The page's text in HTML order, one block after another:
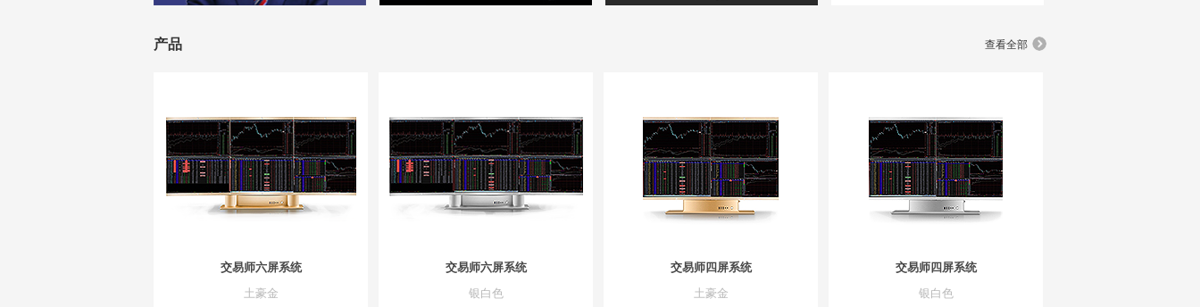
产品 查看全部
交易师六屏系统
土豪金
交易师六屏系统
银白色
交易师四屏系统
土豪金
交易师四屏系统
银白色